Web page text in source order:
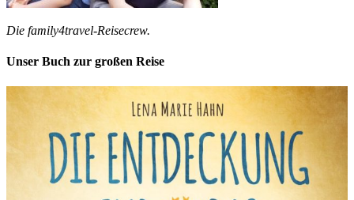
Die family4travel-Reisecrew.
Unser Buch zur großen Reise